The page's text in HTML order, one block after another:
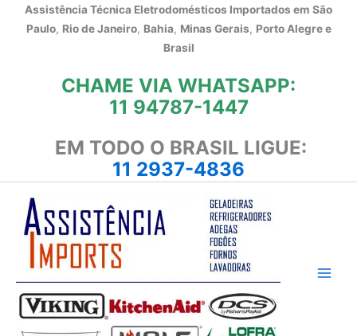
Assistência Técnica Eletrodomésticos Importados em São
Paulo, Rio de Janeiro, Bahia, Minas Gerais, Porto Alegre e
Brasil
CHAME VIA WHATSAPP:
11 94787-1447
EM TODO O BRASIL LIGUE:
11 2937-4836